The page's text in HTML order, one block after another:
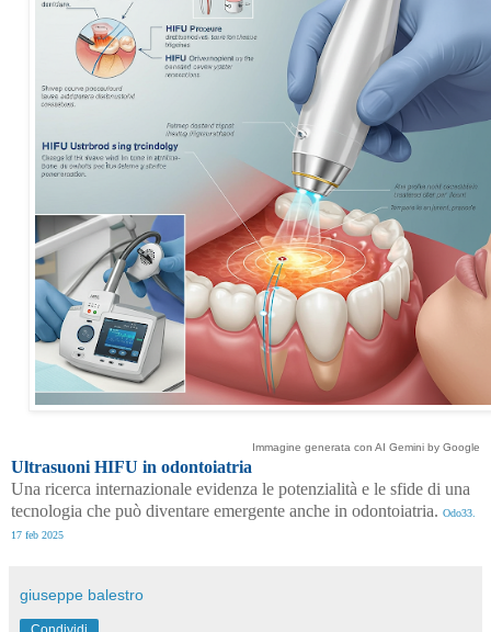
Immagine generata con AI Gemini by Google
Ultrasuoni HIFU in odontoiatria
Una ricerca internazionale evidenza le potenzialità e le sfide di una
tecnologia che può diventare emergente anche in odontoiatria. Odo33.
17 feb 2025
giuseppe balestro